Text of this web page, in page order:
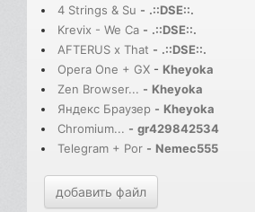
4 Strings & Su - .::DSE::.
Krevix - We Ca - .::DSE::.
AFTERUS x That - .::DSE::.
Opera One + GX - Kheyoka
Zen Browser... - Kheyoka
Яндекс Браузер - Kheyoka
Chromium... - gr429842534
Telegram + Por - Nemec555
добавить файл